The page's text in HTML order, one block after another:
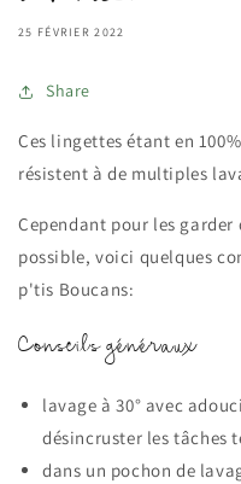
25 FÉVRIER 2022
Share
Ces lingettes étant en
résistent à de multiples
Cependant pour les
possible, voici quelques
p'tis Boucans:
Conseils généraux
lavage à 30° avec
désincruster les tâches
dans un pochon de